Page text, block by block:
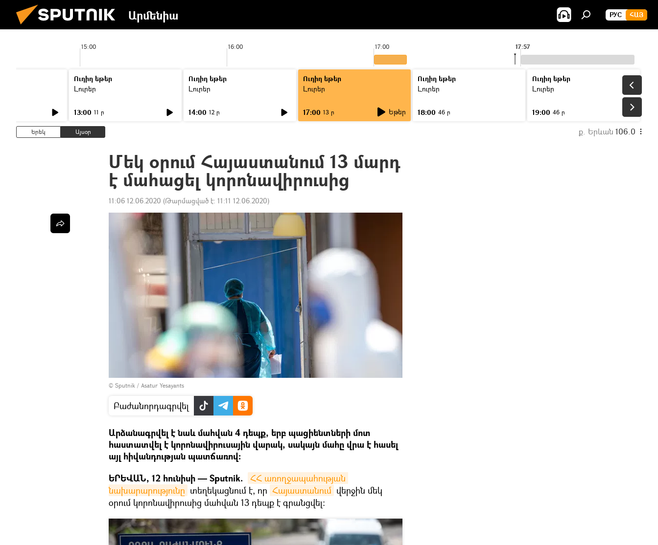
Արմենիա РУС ՀԱՅ
15:00 16:00 17:00 17:57
Ուղիղ եթեր
Լուրեր
13:00 11 ր
Ուղիղ եթեր
Լուրեր
14:00 12 ր
Ուղիղ եթեր
Լուրեր
17:00 13 ր Եթեր
Ուղիղ եթեր
Լուրեր
18:00 46 ր
Ուղիղ եթեր
Լուրեր
19:00 46 ր
Երեկ Այսօր ք. Երևան 106.0
Մեկ օրում Հայաստանում 13 մարդ
է մահացել կորոնավիրուսից
11:06 12.06.2020 (Թարմացված է: 11:11 12.06.2020)
© Sputnik / Asatur Yesayants
Բաժանորդագրվել
Արձանագրվել է նաև մահվան 4 դեպք, երբ պացիենտների մոտ
հաստատվել է կորոնավիրուսային վարակ, սակայն մահը վրա է հասել
այլ հիվանդության պատճառով:
ԵՐԵՎԱՆ, 12 հունիսի — Sputnik.
ՀՀ առողջապահության
նախարարությունը տեղեկացնում է, որ Հայաստանում վերջին մեկ
օրում կորոնավիրուսից մահվան 13 դեպք է գրանցվել։